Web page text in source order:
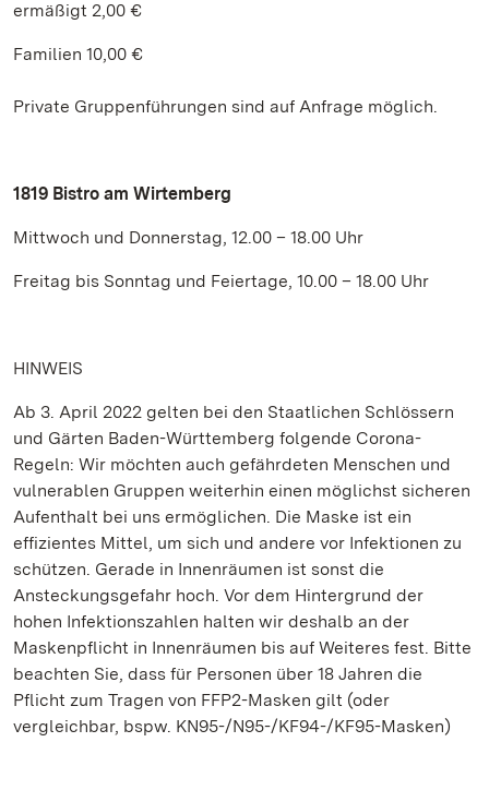
ermäßigt 2,00 €
Familien 10,00 €
Private Gruppenführungen sind auf Anfrage möglich.
1819 Bistro am Wirtemberg
Mittwoch und Donnerstag, 12.00 – 18.00 Uhr
Freitag bis Sonntag und Feiertage, 10.00 – 18.00 Uhr
HINWEIS
Ab 3. April 2022 gelten bei den Staatlichen Schlössern
und Gärten Baden-Württemberg folgende Corona-
Regeln: Wir möchten auch gefährdeten Menschen und
vulnerablen Gruppen weiterhin einen möglichst sicheren
Aufenthalt bei uns ermöglichen. Die Maske ist ein
effizientes Mittel, um sich und andere vor Infektionen zu
schützen. Gerade in Innenräumen ist sonst die
Ansteckungsgefahr hoch. Vor dem Hintergrund der
hohen Infektionszahlen halten wir deshalb an der
Maskenpflicht in Innenräumen bis auf Weiteres fest. Bitte
beachten Sie, dass für Personen über 18 Jahren die
Pflicht zum Tragen von FFP2-Masken gilt (oder
vergleichbar, bspw. KN95-/N95-/KF94-/KF95-Masken)